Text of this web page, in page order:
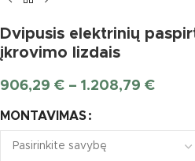
Dvipusis elektrinių
įkrovimo lizdais
906,29 € – 1.208,79 €
MONTAVIMAS